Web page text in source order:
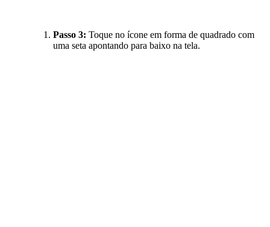
Passo 3: Toque no ícone em forma de quadrado com
uma seta apontando para baixo na tela.